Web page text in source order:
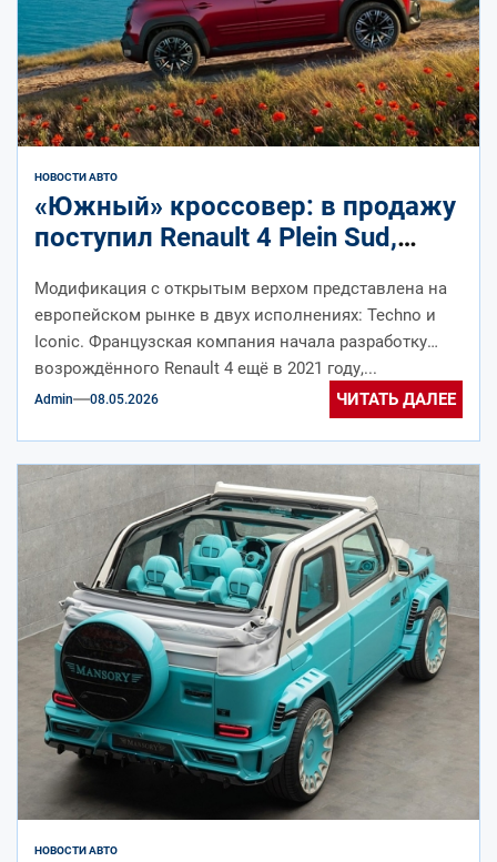
НОВОСТИ АВТО
«Южный» кроссовер: в продажу
поступил Renault 4 Plein Sud,
Модификация с открытым верхом представлена на
европейском рынке в двух исполнениях: Techno и
Iconic. Французская компания начала разработку
возрождённого Renault 4 ещё в 2021 году,...
Admin 08.05.2026 ЧИТАТЬ ДАЛЕЕ
НОВОСТИ АВТО